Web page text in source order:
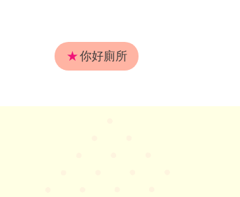
★你好廁所